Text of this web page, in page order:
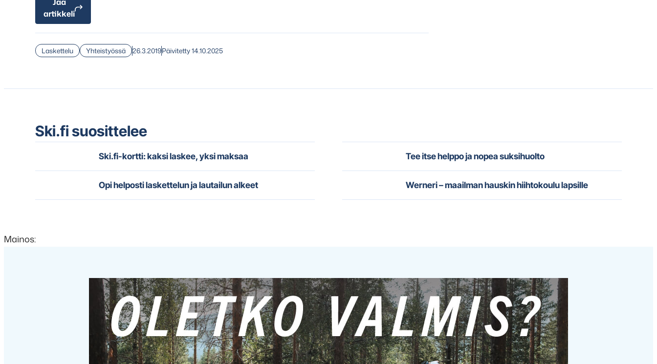
artikkeli
Laskettelu Yhteistyössä 26.3.2019Päivitetty 14.10.2025
Ski.fi suosittelee
Ski.fi-kortti: kaksi laskee, yksi maksaa Tee itse helppo ja nopea suksihuolto
Opi helposti laskettelun ja lautailun alkeet Werneri – maailman hauskin hiihtokoulu lapsille
Mainos: